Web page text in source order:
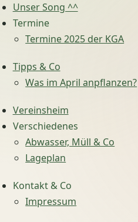
Unser Song ^^
Termine
Termine 2025 der KGA
Tipps & Co
Was im April anpflanzen?
Vereinsheim
Verschiedenes
Abwasser, Müll & Co
Lageplan
Kontakt & Co
Impressum